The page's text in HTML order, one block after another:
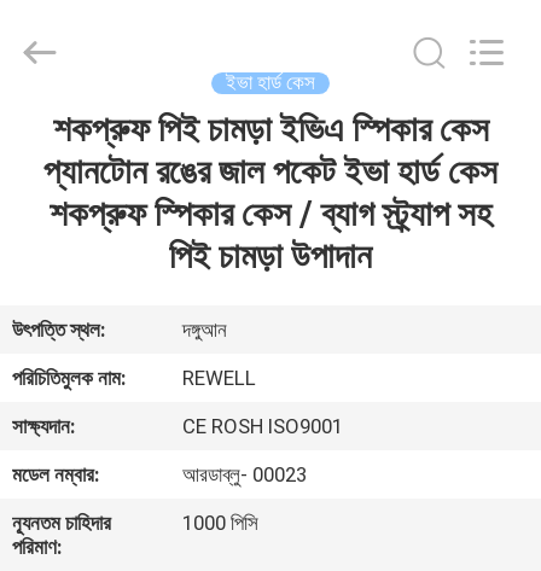
সম্পর্কে
ভ্রমণ
মান
Rights
ইভা হার্ড কেস
শকপ্রুফ পিই চামড়া ইভিএ স্পিকার কেস
প্যানটোন রঙের জাল পকেট ইভা হার্ড কেস
শকপ্রুফ স্পিকার কেস / ব্যাগ স্ট্র্যাপ সহ
পিই চামড়া উপাদান
উৎপত্তি স্থল:
দঙ্গুআন
পরিচিতিমুলক নাম:
REWELL
সাক্ষ্যদান:
CE ROSH ISO9001
মডেল নম্বার:
আরডাব্লু- 00023
ন্যূনতম চাহিদার
পরিমাণ:
1000 পিসি